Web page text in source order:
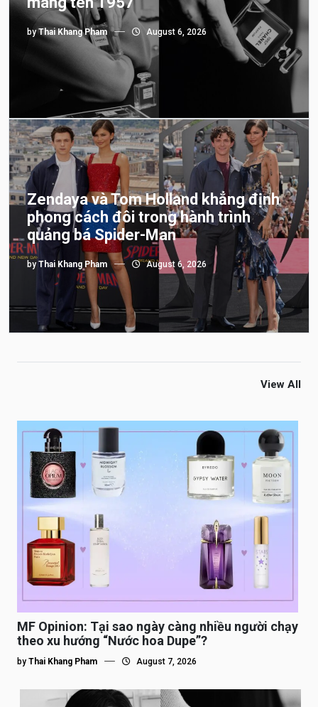
byThai Khang Pham August 6, 2026
Zendaya và Tom Holland khẳng định
phong cách đôi trong hành trình
quảng bá Spider-Man
by Thai Khang Pham August 6, 2026
View All
MF Opinion: Tại sao ngày càng nhiều người chạy
theo xu hướng “Nước hoa Dupe”?
by Thai Khang Pham August 7, 2026